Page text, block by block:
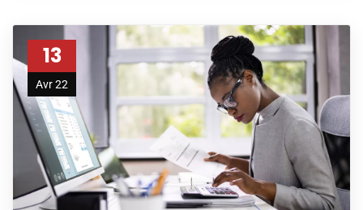
13
Avr 22